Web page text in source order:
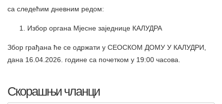
са следећим дневним редом:
Избор органа Мјесне заједнице КАЛУДРА
Збор грађана ће се одржати у СЕОСКОМ ДОМУ У КАЛУДРИ,
дана 16.04.2026. године са почетком у 19:00 часова.
Скорашњи чланци